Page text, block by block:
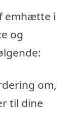
emhætte i
og
om,
til dine